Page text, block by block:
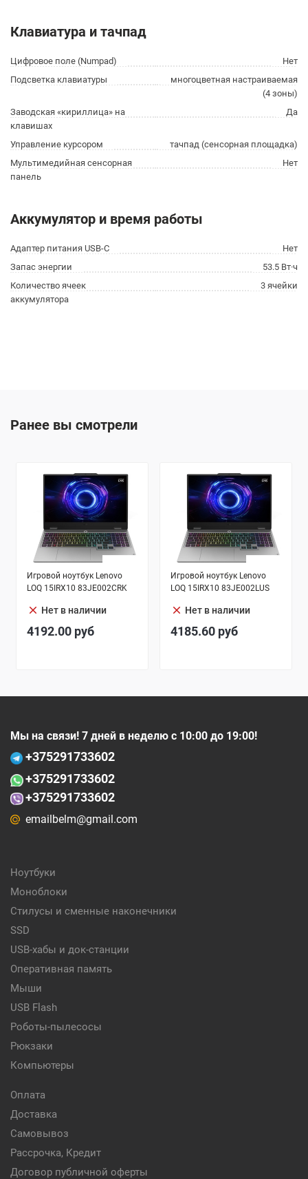
Клавиатура и тачпад
Цифровое поле (Numpad)
Нет
Подсветка клавиатуры
многоцветная настраиваемая
(4 зоны)
Заводская «кириллица» на
клавишах
Да
Управление курсором
тачпад (сенсорная площадка)
Мультимедийная сенсорная
панель
Нет
Аккумулятор и время работы
Адаптер питания USB-C
Нет
Запас энергии
53.5 Вт·ч
Количество ячеек
аккумулятора
3 ячейки
Ранее вы смотрели
Игровой ноутбук Lenovo
LOQ 15IRX10 83JE002CRK
clear Нет в наличии
4192.00 руб
Игровой ноутбук Lenovo
LOQ 15IRX10 83JE002LUS
clear Нет в наличии
4185.60 руб
Мы на связи! 7 дней в неделю с 10:00 до 19:00!
+375291733602
+375291733602
+375291733602
emailbelm@gmail.com
Ноутбуки
Моноблоки
Стилусы и сменные наконечники
SSD
USB-хабы и док-станции
Оперативная память
Мыши
USB Flash
Роботы-пылесосы
Рюкзаки
Компьютеры
Оплата
Доставка
Самовывоз
Рассрочка, Кредит
Договор публичной оферты